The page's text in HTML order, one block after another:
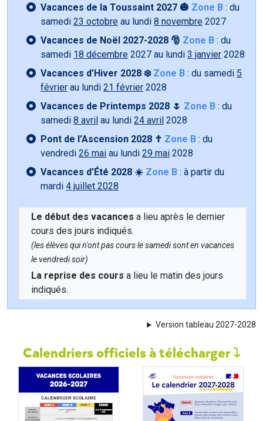
Vacances de la Toussaint 2027 🎃 Zone B : du
samedi 23 octobre au lundi 8 novembre 2027
Vacances de Noël 2027-2028 🎅 Zone B : du
samedi 18 décembre 2027 au lundi 3 janvier 2028
Vacances d’Hiver 2028 ❄️ Zone B : du samedi 5
février au lundi 21 février 2028
Vacances de Printemps 2028 🌷 Zone B : du
samedi 8 avril au lundi 24 avril 2028
Pont de l’Ascension 2028 ✝️ Zone B : du
vendredi 26 mai au lundi 29 mai 2028
Vacances d’Été 2028 ☀️ Zone B : à partir du
mardi 4 juillet 2028
Le début des vacances a lieu après le dernier
cours des jours indiqués.
(les élèves qui n'ont pas cours le samedi sont en vacances
le vendredi soir)
La reprise des cours a lieu le matin des jours
indiqués.
Version tableau 2027-2028
Calendriers officiels à télécharger